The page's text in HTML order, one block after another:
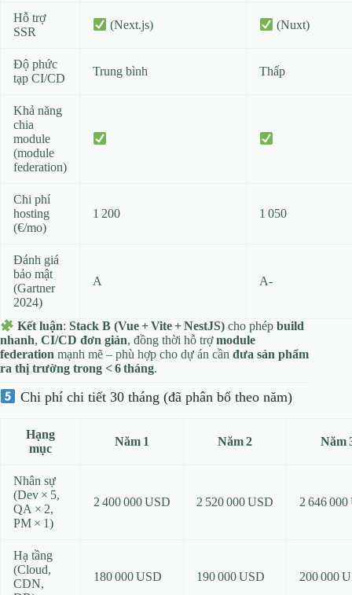
Hỗ trợ
SSR
(Next.js) (Nuxt)
Độ phức
tạp CI/CD
Trung bình Thấp
Khả năng
chia
module
(module
federation)
Chi phí
hosting
(€/mo)
1 200 1 050
Đánh giá
bảo mật
(Gartner
2024)
A A‑
Kết luận:Stack B (Vue + Vite + NestJS) cho phépbuild
nhanh, CI/CD đơn giản, đồng thời hỗ trợmodule
federation mạnh mẽ – phù hợp cho dự án cần đưa sản phẩm
ra thị trường trong < 6 tháng.
Chi phí chi tiết 30 tháng (đã phân bổ theo năm)
Hạng
mục
Năm 1 Năm 2 Năm
Nhân sự
(Dev × 5,
QA × 2,
PM × 1)
2 400 000 USD 2 520 000 USD 2 646
Hạ tầng
(Cloud,
CDN,
180 000 USD 190 000 USD 200 000